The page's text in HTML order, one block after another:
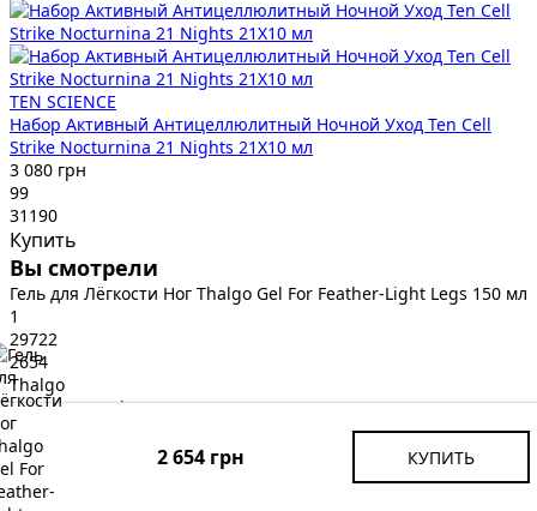
2 654 грн КУПИТЬ
TEN SCIENCE
Набор Активный Антицеллюлитный Ночной Уход Ten Cell
Strike Nocturnina 21 Nights 21X10 мл
3 080 грн
99
31190
Купить
Вы смотрели
Гель для Лёгкости Ног Thalgo Gel For Feather-Light Legs 150 мл
1
29722
2654
Thalgo
Category products
Антицеллюлитные средства
Thalgo